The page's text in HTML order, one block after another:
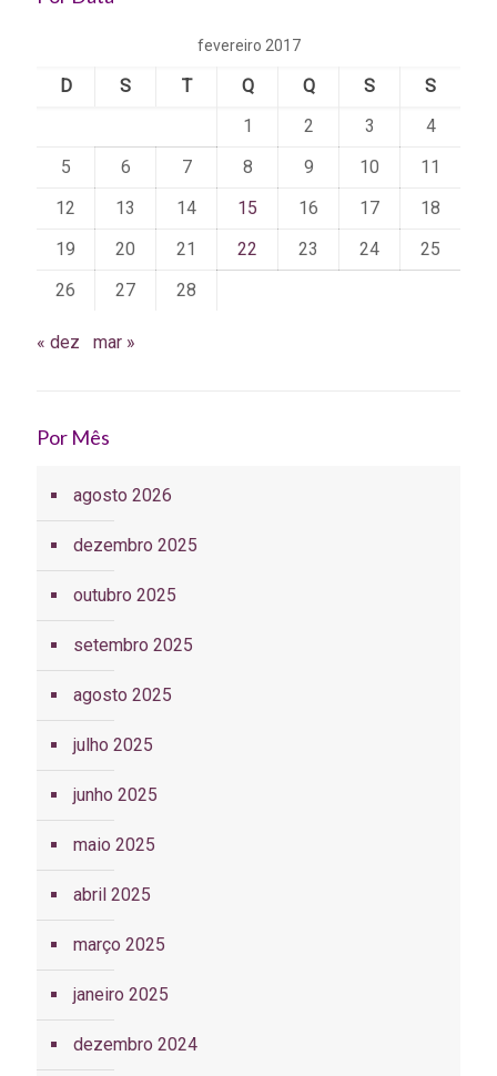
fevereiro 2017
D S T Q Q S
S
1
2 3
4
5
6 7 8 9 10
11
12
13 14 15 16 17
18
19
20 21 22 23 24
25
26
27 28
« dez mar »
Por Mês
agosto 2026
dezembro 2025
outubro 2025
setembro 2025
agosto 2025
julho 2025
junho 2025
maio 2025
abril 2025
março 2025
janeiro 2025
dezembro 2024